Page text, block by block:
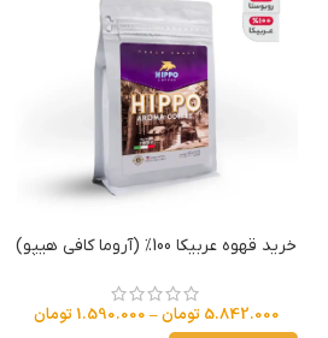
خرید قهوه عربیکا 100% (آروما کافی هیپو)
5.842.000 تومان–
1.590.000 تومان